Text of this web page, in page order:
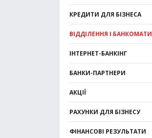
КРЕДИТИ ДЛЯ БІЗНЕСА
ВІДДІЛЕННЯ І БАНКОМАТИ
ІНТЕРНЕТ-БАНКІНГ
БАНКИ-ПАРТНЕРИ
АКЦІЇ
РАХУНКИ ДЛЯ БІЗНЕСУ
ФІНАНСОВІ РЕЗУЛЬТАТИ